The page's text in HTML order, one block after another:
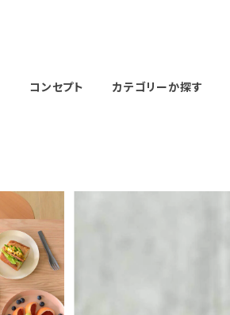
コンセプト カテゴリーか探す